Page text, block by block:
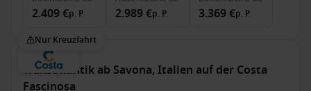
2.409 €p. P. 2.989 €p. P. 3.369 €p. P.
Nur Kreuzfahrt
Transatlantik ab Savona, Italien auf der Costa
Fascinosa